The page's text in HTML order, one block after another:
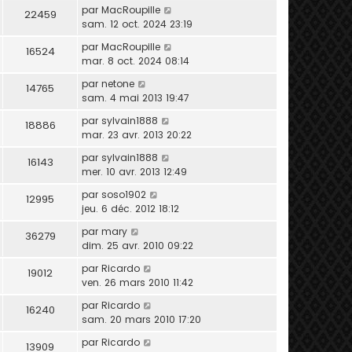
22459 par MacRoupille
sam. 12 oct. 2024 23:19
16524 par MacRoupille
mar. 8 oct. 2024 08:14
14765 par netone
sam. 4 mai 2013 19:47
18886 par sylvain1888
mar. 23 avr. 2013 20:22
16143 par sylvain1888
mer. 10 avr. 2013 12:49
12995 par soso1902
jeu. 6 déc. 2012 18:12
36279 par mary
dim. 25 avr. 2010 09:22
19012 par Ricardo
ven. 26 mars 2010 11:42
16240 par Ricardo
sam. 20 mars 2010 17:20
13909 par Ricardo